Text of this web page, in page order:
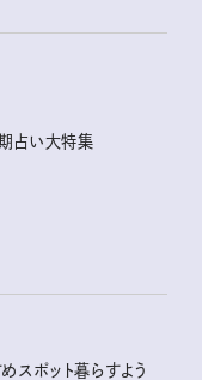
占い大特集
スポット暮らすよう